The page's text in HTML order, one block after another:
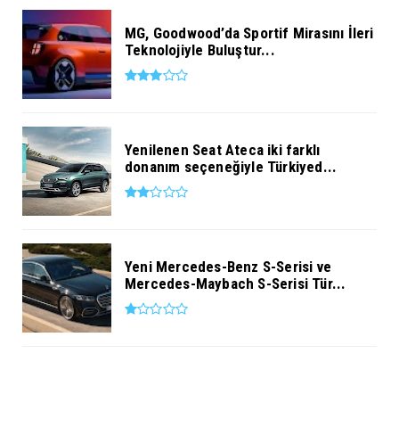
MG, Goodwood’da Sportif Mirasını İleri
Teknolojiyle Buluştur...
Yenilenen Seat Ateca iki farklı
donanım seçeneğiyle Türkiyed...
Yeni Mercedes-Benz S-Serisi ve
Mercedes-Maybach S-Serisi Tür...